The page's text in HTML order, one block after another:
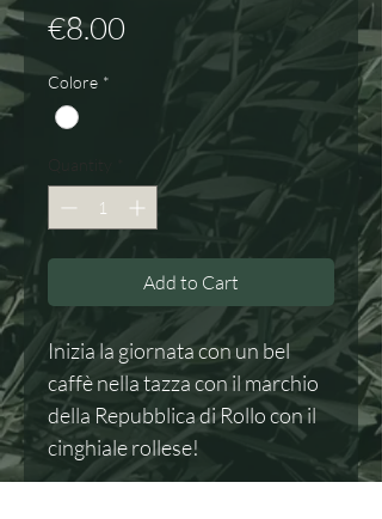
€8.00 Price
Colore *
Add to Cart
Inizia la giornata con un bel
caffè nella tazza con il marchio
della Repubblica di Rollo con il
cinghiale rollese!